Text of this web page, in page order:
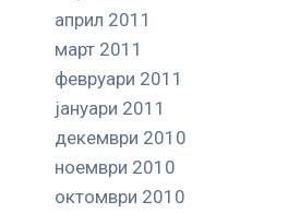
април 2011
март 2011
февруари 2011
јануари 2011
декември 2010
ноември 2010
октомври 2010